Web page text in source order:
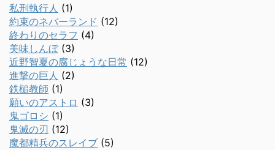
私刑執行人 (1)
約束のネバーランド (12)
終わりのセラフ (4)
美味しんぼ(3)
近野智夏の腐じょうな日常 (12)
進撃の巨人 (2)
鉄槌教師 (1)
願いのアストロ (3)
鬼ゴロシ (1)
鬼滅の刃 (12)
魔都精兵のスレイブ (5)